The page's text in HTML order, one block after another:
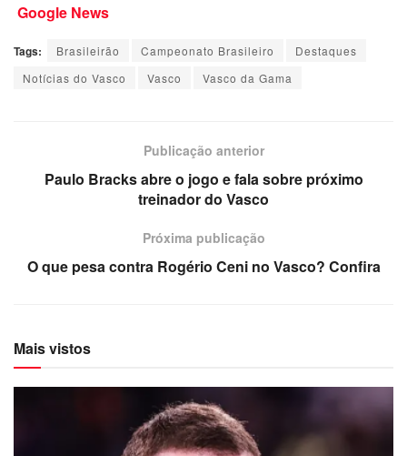
Google News
Tags: Brasileirão Campeonato Brasileiro
Destaques
Notícias do Vasco
Vasco Vasco da Gama
Publicação anterior
Paulo Bracks abre o jogo e fala sobre próximo
treinador do Vasco
Próxima publicação
O que pesa contra Rogério Ceni no Vasco? Confira
Mais vistos